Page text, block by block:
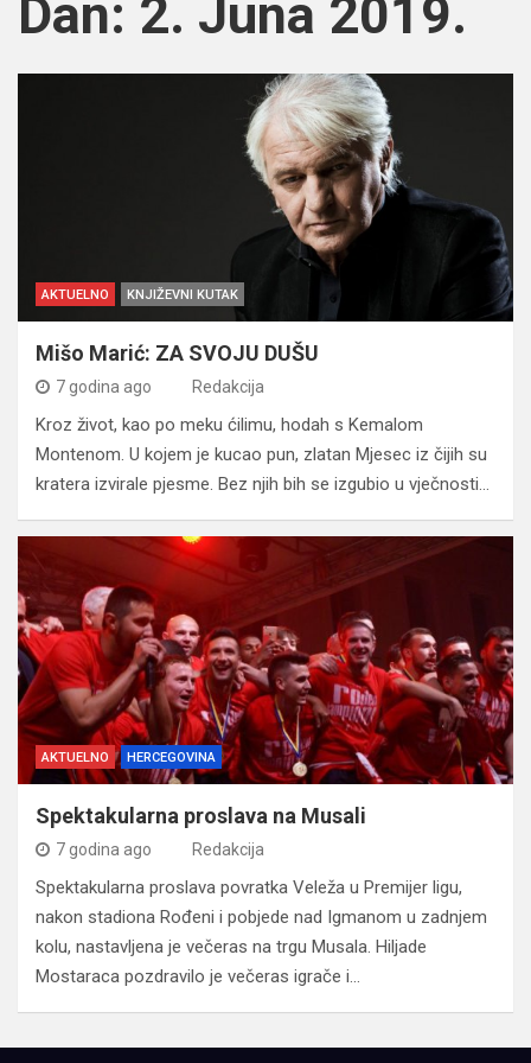
Dan: 2. Juna 2019.
AKTUELNO KNJIŽEVNI KUTAK
Mišo Marić: ZA SVOJU DUŠU
7 godina ago Redakcija
Kroz život, kao po meku ćilimu, hodah s Kemalom
Montenom. U kojem je kucao pun, zlatan Mjesec iz čijih su
kratera izvirale pjesme. Bez njih bih se izgubio u vječnosti…
AKTUELNO HERCEGOVINA
Spektakularna proslava na Musali
7 godina ago Redakcija
Spektakularna proslava povratka Veleža u Premijer ligu,
nakon stadiona Rođeni i pobjede nad Igmanom u zadnjem
kolu, nastavljena je večeras na trgu Musala. Hiljade
Mostaraca pozdravilo je večeras igrače i…